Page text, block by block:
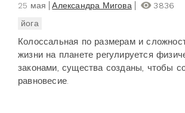
25 мая Александра Мигова
3836
йога
Колоссальная по размерам и
жизни на планете регулируется
законами, существа созданы, чтобы
равновесие.